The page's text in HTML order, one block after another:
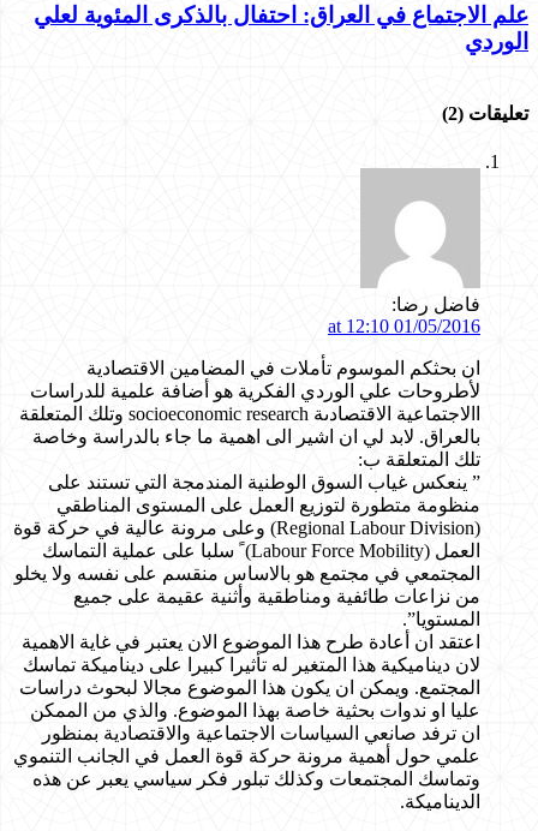
علم الاجتماع في العراق: احتفال بالذكرى المئوية لعلي
الوردي
تعليقات (2)
فاضل رضا:
01/05/2016 at 12:10
ان بحثكم الموسوم تأملات في المضامين الاقتصادية
لأطروحات علي الوردي الفكرية هو أضافة علمية للدراسات
االاجتماعية الاقتصادىة socioeconomic research وتلك المتعلقة
بالعراق. لابد لي ان اشير الى اهمية ما جاء بالدراسة وخاصة
تلك المتعلقة ب:
” ينعكس غياب السوق الوطنية المندمجة التي تستند على
منظومة متطورة لتوزيع العمل على المستوى المناطقي
(Regional Labour Division) وعلى مرونة عالية في حركة قوة
العمل (Labour Force Mobility) ً سلبا على عملية التماسك
المجتمعي في مجتمع هو بالاساس منقسم على نفسه ولا يخلو
من نزاعات طائفية ومناطقية وأثنية عقيمة على جميع
المستويا”.
اعتقد ان أعادة طرح هذا الموضوع الان يعتبر في غاية الاهمية
لان ديناميكية هذا المتغير له تأثيرا كبيرا على ديناميكة تماسك
المجتمع. ويمكن ان يكون هذا الموضوع مجالا لبحوث دراسات
عليا او ندوات بحثية خاصة بهذا الموضوع. والذي من الممكن
ان ترفد صانعي السياسات الاجتماعية والاقتصادية بمنظور
علمي حول أهمية مرونة حركة قوة العمل في الجانب التنموي
وتماسك المجتمعات وكذلك تبلور فكر سياسي يعبر عن هذه
الديناميكة.